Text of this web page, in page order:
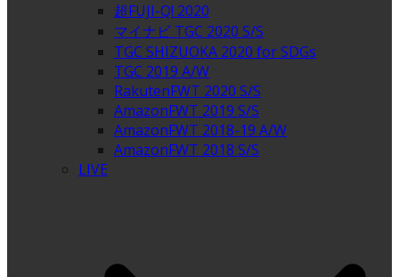
超FUJI-Q! 2020
マイナビ TGC 2020 S/S
TGC SHIZUOKA 2020 for SDGs
TGC 2019 A/W
RakutenFWT 2020 S/S
AmazonFWT 2019 S/S
AmazonFWT 2018-19 A/W
AmazonFWT 2018 S/S
LIVE